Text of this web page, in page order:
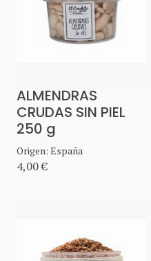
ALMENDRAS
CRUDAS SIN PIEL
250 g
Origen: España
4,00 €